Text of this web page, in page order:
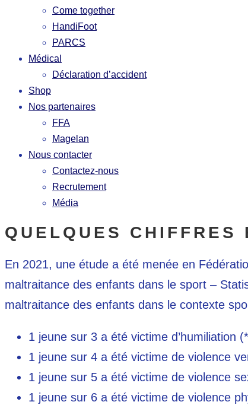
Come together
HandiFoot
PARCS
Médical
Déclaration d’accident
Shop
Nos partenaires
FFA
Magelan
Nous contacter
Contactez-nous
Recrutement
Média
QUELQUES CHIFFRES
En 2021, une étude a été menée en
maltraitance des enfants dans le sport –
maltraitance des enfants dans le contexte
1 jeune sur 3 a été victime d’humiliation
1 jeune sur 4 a été victime de violence
1 jeune sur 5 a été victime de violence
1 jeune sur 6 a été victime de violence